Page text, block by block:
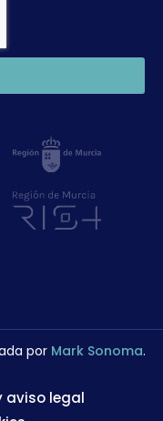
por Mark Sonoma.
aviso legal